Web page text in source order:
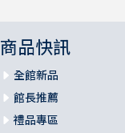
商品快訊
全館新品
館長推薦
禮品專區